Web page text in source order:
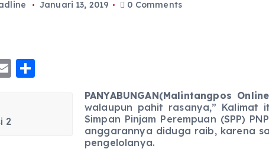
Januari 13, 2019 0 Comments
E
2
PANYABUNGAN(Malintangpos
walaupun pahit rasanya,” Kalimat
Simpan Pinjam Perempuan (SPP)
anggarannya diduga raib, karena
pengelolanya.